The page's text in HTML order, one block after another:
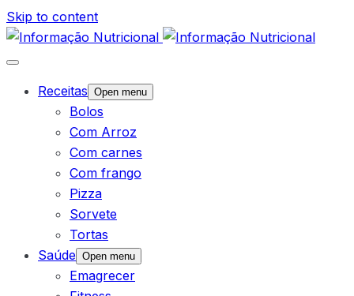
Skip to content
Receitas Open menu
Bolos
Com Arroz
Com carnes
Com frango
Pizza
Sorvete
Tortas
Saúde Open menu
Emagrecer